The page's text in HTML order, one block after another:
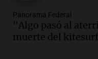
edificios y
estudiante
involucrados
Panorama Federal
"Algo pasó al
muerte del